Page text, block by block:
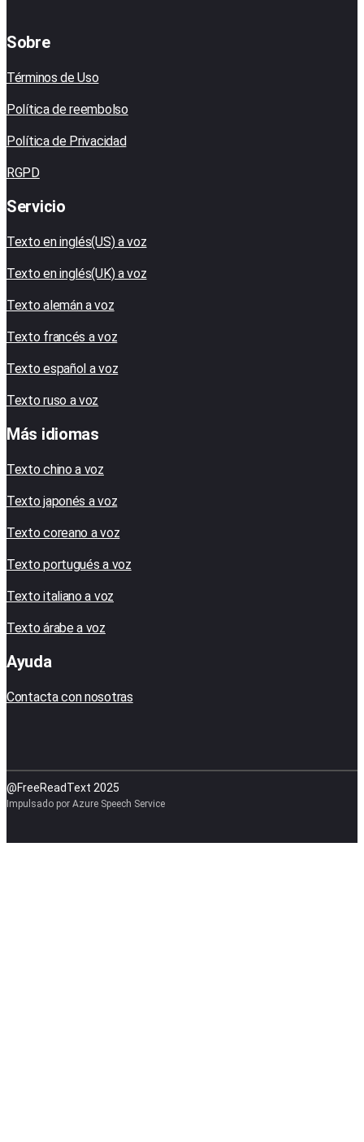
Sobre
Términos de Uso
Política de reembolso
Política de Privacidad
RGPD
Servicio
Texto en inglés(US) a voz
Texto en inglés(UK) a voz
Texto alemán a voz
Texto francés a voz
Texto español a voz
Texto ruso a voz
Más idiomas
Texto chino a voz
Texto japonés a voz
Texto coreano a voz
Texto portugués a voz
Texto italiano a voz
Texto árabe a voz
Ayuda
Contacta con nosotras
@FreeReadText 2025
Impulsado por Azure Speech Service